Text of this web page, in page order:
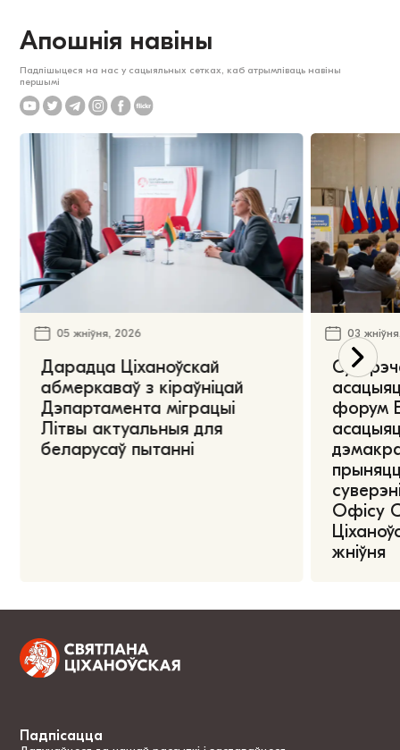
Апошнія навіны
Падпішыцеся на нас у сацыяльных сетках, каб атрымліваць навіны
першымі
05 жніўня, 2026
Дарадца Ціханоўскай
абмеркаваў з кіраўніцай
Дэпартамента міграцыі
Літвы актуальныя для
беларусаў пытанні
03
форум
Офісу
жніўня
Падпісацца